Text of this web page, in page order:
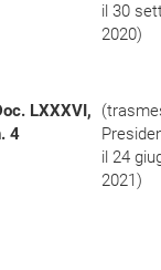
il 30
2020)
LXXXVI,
4
il 24
2021)